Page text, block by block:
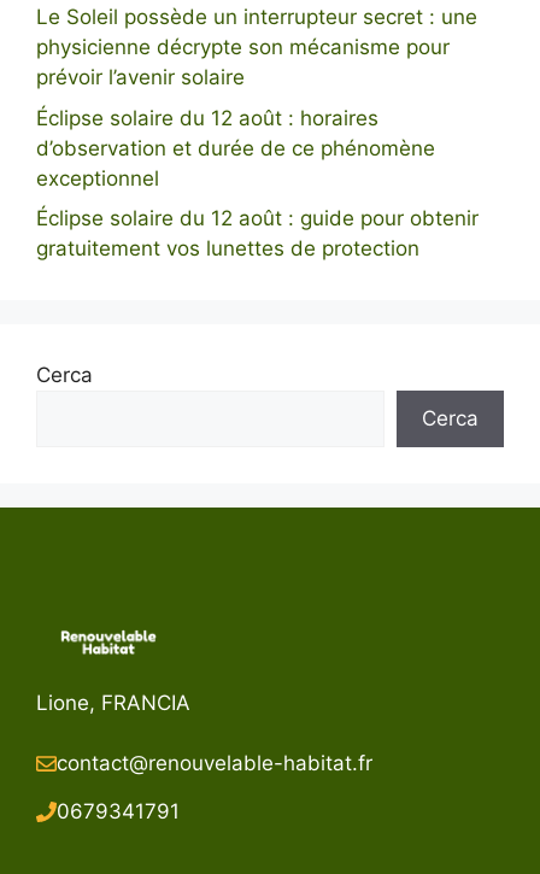
Le Soleil possède un interrupteur secret : une
physicienne décrypte son mécanisme pour
prévoir l’avenir solaire
Éclipse solaire du 12 août : horaires
d’observation et durée de ce phénomène
exceptionnel
Éclipse solaire du 12 août : guide pour obtenir
gratuitement vos lunettes de protection
Cerca
Cerca
Lione, FRANCIA
contact@renouvelable-habitat.fr
0679341791